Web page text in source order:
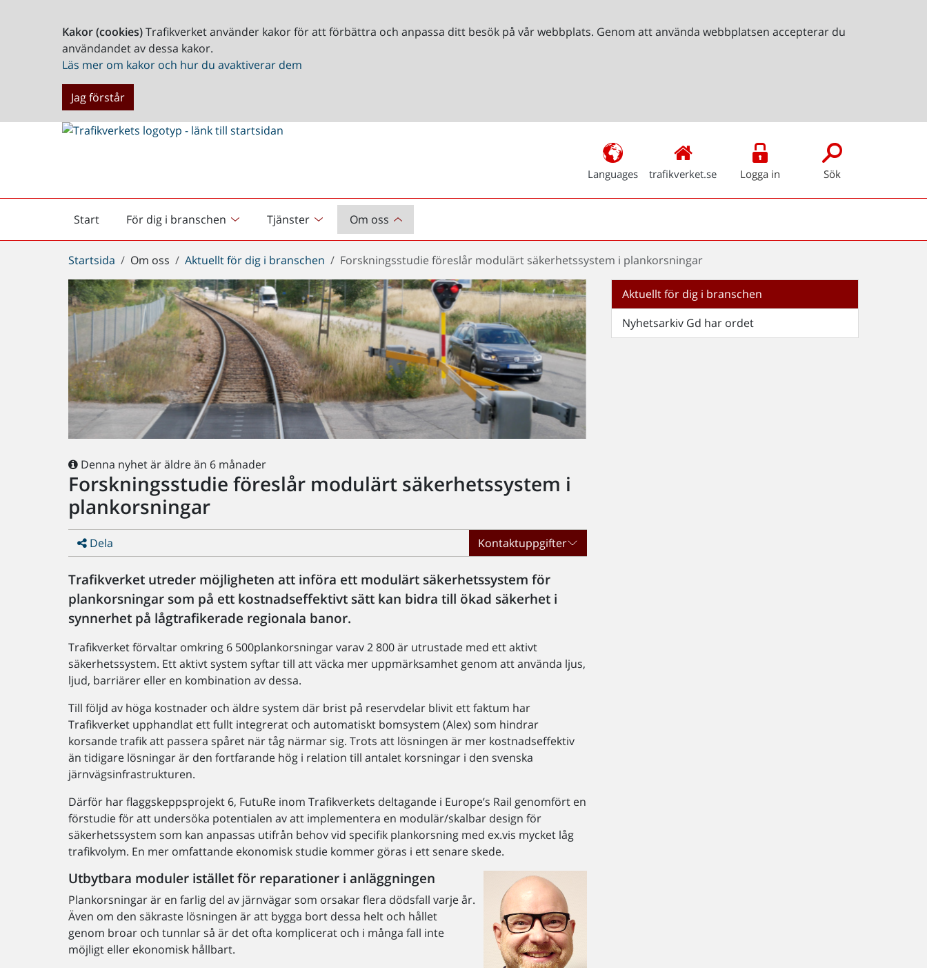
Kakor (cookies)Trafikverket använder kakor för att förbättra och anpassa ditt besök på vår webbplats. Genom att använda webbplatsen accepterar du
användandet av dessa kakor.
Läs mer om kakor och hur du avaktiverar dem
Jag förstår
Languages trafikverket.se Logga in Sök
Start
Startsida För dig i branschen Tjänster Om oss
Du
är
här:
Startsida Om oss Aktuellt för dig i branschen Forskningsstudie föreslår modulärt säkerhetssystem i plankorsningar
Denna nyhet är äldre än 6 månader
Forskningsstudie föreslår modulärt säkerhetssystem i
plankorsningar
Dela Kontaktuppgifter
Trafikverket utreder möjligheten att införa ett modulärt säkerhetssystem för
plankorsningar som på ett kostnadseffektivt sätt kan bidra till ökad säkerhet i
synnerhet på lågtrafikerade regionala banor.
Trafikverket förvaltar omkring 6 500plankorsningar varav 2 800 är utrustade med ett aktivt
säkerhetssystem. Ett aktivt system syftar till att väcka mer uppmärksamhet genom att använda ljus,
ljud, barriärer eller en kombination av dessa.
Till följd av höga kostnader och äldre system där brist på reservdelar blivit ett faktum har
Trafikverket upphandlat ett fullt integrerat och automatiskt bomsystem (Alex) som hindrar
korsande trafik att passera spåret när tåg närmar sig. Trots att lösningen är mer kostnadseffektiv
än tidigare lösningar är den fortfarande hög i relation till antalet korsningar i den svenska
järnvägsinfrastrukturen.
Därför har flaggskeppsprojekt 6, FutuRe inom Trafikverkets deltagande i Europe’s Rail genomfört en
förstudie för att undersöka potentialen av att implementera en modulär/skalbar design för
säkerhetssystem som kan anpassas utifrån behov vid specifik plankorsning med ex.vis mycket låg
trafikvolym. En mer omfattande ekonomisk studie kommer göras i ett senare skede.
Utbytbara moduler istället för reparationer i anläggningen
Plankorsningar är en farlig del av järnvägar som orsakar flera dödsfall varje år.
Även om den säkraste lösningen är att bygga bort dessa helt och hållet
genom broar och tunnlar så är det ofta komplicerat och i många fall inte
möjligt eller ekonomisk hållbart.
Aktuellt för dig i branschen
Nyhetsarkiv Gd har ordet